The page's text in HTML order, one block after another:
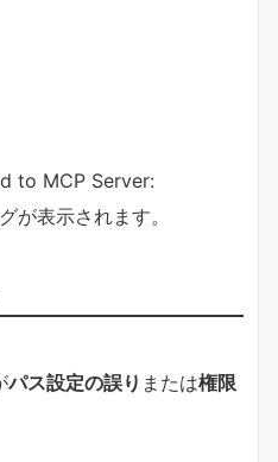
to MCP Server:
表示されます。
パス設定の誤り または権限